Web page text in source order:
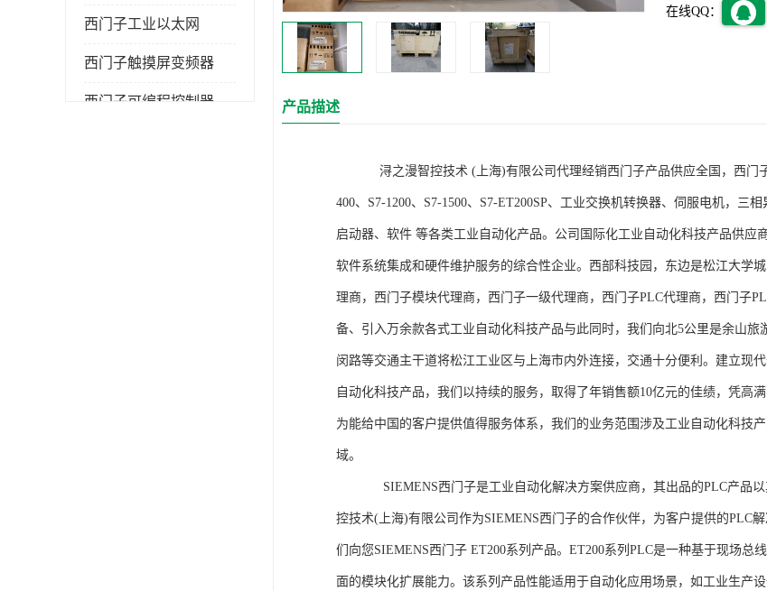
西门子工业以太网
西门子触摸屏变频器
西门子可编程控制器
在线QQ：
产品描述
浔之漫智控技术 (上海)有限公司代理经销西门子产品供应全国，西门子
400、S7-1200、S7-1500、S7-ET200SP、工业交换机转换器、伺服电机，三
启动器、软件 等各类工业自动化产品。公司国际化工业自动化科技产品供
软件系统集成和硬件维护服务的综合性企业。西部科技园，东边是松江大学
理商，西门子模块代理商，西门子一级代理商，西门子PLC代理商，西门子
备、引入万余款各式工业自动化科技产品与此同时，我们向北5公里是余山
闵路等交通主干道将松江工业区与上海市内外连接，交通十分便利。建立现
自动化科技产品，我们以持续的服务，取得了年销售额10亿元的佳绩，凭高
为能给中国的客户提供值得服务体系，我们的业务范围涉及工业自动化科技
域。
SIEMENS西门子是工业自动化解决方案供应商，其出品的PLC产品以
控技术(上海)有限公司作为SIEMENS西门子的合作伙伴，为客户提供的PLC
们向您SIEMENS西门子 ET200系列产品。ET200系列PLC是一种基于现场
面的模块化扩展能力。该系列产品性能适用于自动化应用场景，如工业生产